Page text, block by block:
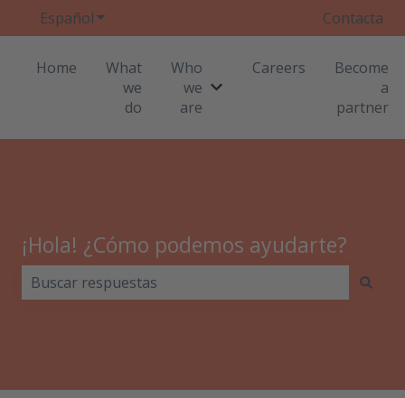
EspañolTraducciones de Mostrar submenú deContacta
Home
What
we
do
Who
we
are
Mostrar submenú de Who
Careers
Become
a
partner
¡Hola! ¿Cómo podemos ayudarte?